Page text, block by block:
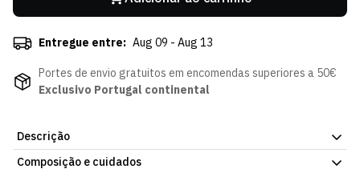
Entregue entre: Aug 09 - Aug 13
Portes de envio gratuitos em encomendas superiores a 50€
Exclusivo Portugal continental
Descrição
Camisola Rugby, com o emblema do Sporting Clube de Portugal.
Composição e cuidados